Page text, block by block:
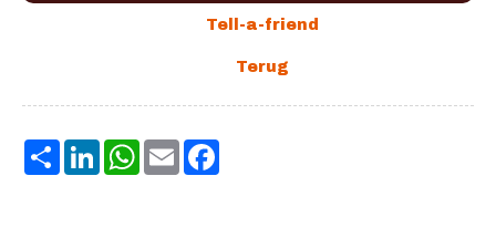
Share LinkedInWhatsApp
Email